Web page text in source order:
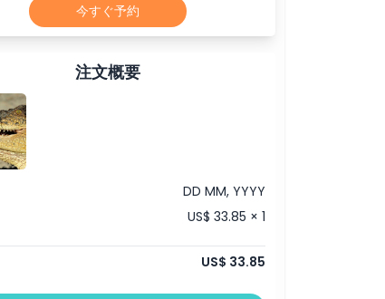
今すぐ予約
注文概要
DD MM, YYYY
US$ 33.85 × 1
US$ 33.85